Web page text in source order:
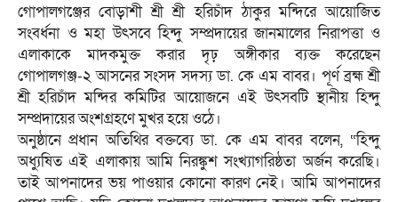
গোপালগঞ্জের বোড়াশী শ্রী শ্রী হরিচাঁদ ঠাকুর মন্দিরে আয়োজিত
সংবর্ধনা ও মহা উৎসবে হিন্দু সম্প্রদায়ের জানমালের নিরাপত্তা ও
এলাকাকে মাদকমুক্ত করার দৃঢ় অঙ্গীকার ব্যক্ত করেছেন
গোপালগঞ্জ-২ আসনের সংসদ সদস্য ডা. কে এম বাবর। পূর্ণ ব্রহ্ম শ্রী
শ্রী হরিচাঁদ মন্দির কমিটির আয়োজনে এই উৎসবটি স্থানীয় হিন্দু
সম্প্রদায়ের অংশগ্রহণে মুখর হয়ে ওঠে।
অনুষ্ঠানে প্রধান অতিথির বক্তব্যে ডা. কে এম বাবর বলেন, “হিন্দু
অধ্যুষিত এই এলাকায় আমি নিরঙ্কুশ সংখ্যাগরিষ্ঠতা অর্জন করেছি।
তাই আপনাদের ভয় পাওয়ার কোনো কারণ নেই। আমি আপনাদের